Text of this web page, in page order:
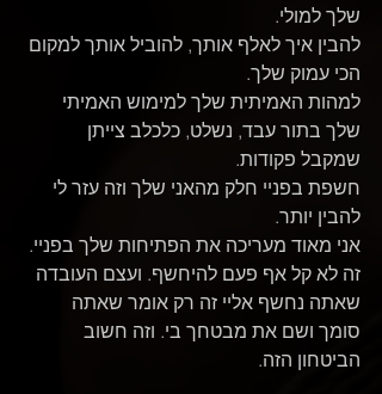
שלך למולי.
להבין איך לאלף אותך, להוביל אותך למקום
הכי עמוק שלך.
למהות האמיתית שלך למימוש האמיתי
שלך בתור עבד, נשלט, כלכלב צייתן
שמקבל פקודות.
חשפת בפניי חלק מהאני שלך וזה עזר לי
להבין יותר.
אני מאוד מעריכה את הפתיחות שלך בפניי.
זה לא קל אף פעם להיחשף. ועצם העובדה
שאתה נחשף אליי זה רק אומר שאתה
סומך ושם את מבטחך בי. וזה חשוב
הביטחון הזה.